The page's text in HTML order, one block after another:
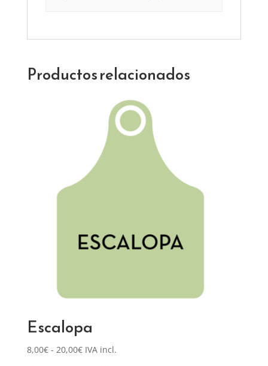
Productos relacionados
Escalopa
8,00€ - 20,00€Rango
IVA incl.